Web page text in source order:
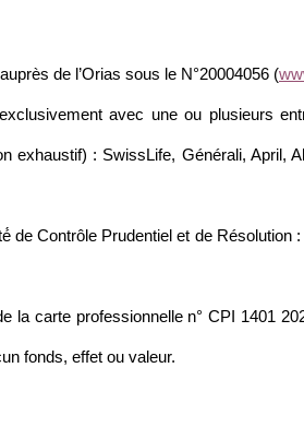
de l’Orias sous le N°20004056 (
avec une ou plusieurs
exhaustif) : SwissLife, Générali, April,
de Contrôle Prudentiel et de
la carte professionnelle n° CPI 1401
fonds, effet ou valeur.